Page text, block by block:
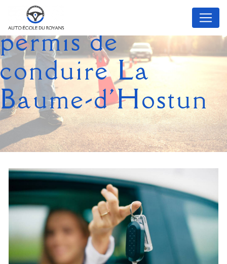
permis de
conduire La
Baume-d'Hostun
Panneau de gestion des cookies